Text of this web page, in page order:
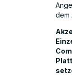
dem